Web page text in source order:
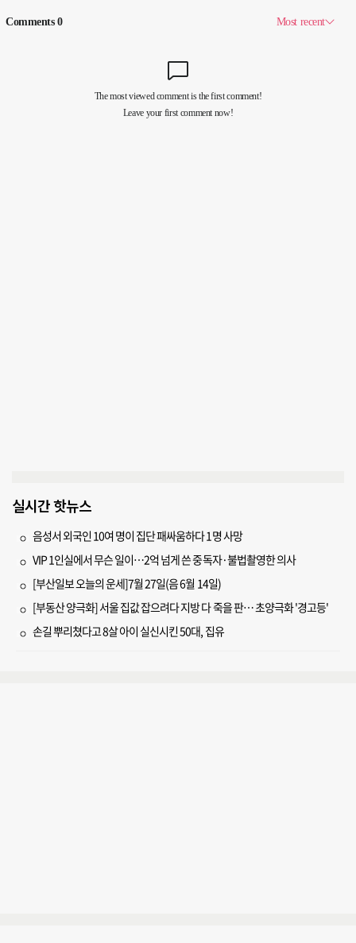
실시간 핫뉴스
음성서 외국인 10여 명이 집단 패싸움하다 1명 사망
VIP 1인실에서 무슨 일이…2억 넘게 쓴 중독자·불법촬영한 의사
[부산일보 오늘의 운세]7월 27일(음 6월 14일)
[부동산 양극화] 서울 집값 잡으려다 지방 다 죽을 판… 초양극화 '경고등'
손길 뿌리쳤다고 8살 아이 실신시킨 50대, 집유